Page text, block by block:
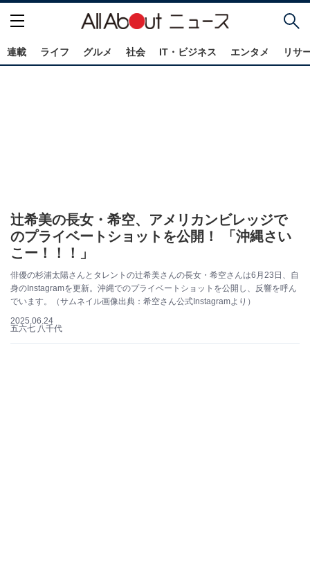
連載 ライフ グルメ 社会 IT・ビジネス エンタメ リサ
辻希美の長女・希空、アメリカンビレッジで
のプライベートショットを公開！ 「沖縄さい
こー！！！」
俳優の杉浦太陽さんとタレントの辻希美さんの長女・希空さんは6月23日、自
身のInstagramを更新。沖縄でのプライベートショットを公開し、反響を呼ん
でいます。（サムネイル画像出典：希空さん公式Instagramより）
2025.06.24
五六七 八千代